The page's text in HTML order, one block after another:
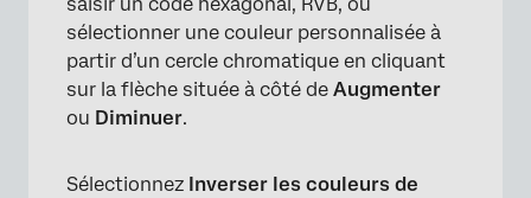
sélectionner une couleur personnalisée à
partir d’un cercle chromatique en cliquant
sur la flèche située à côté de Augmenter
ou Diminuer.
Sélectionnez Inverser les couleurs de